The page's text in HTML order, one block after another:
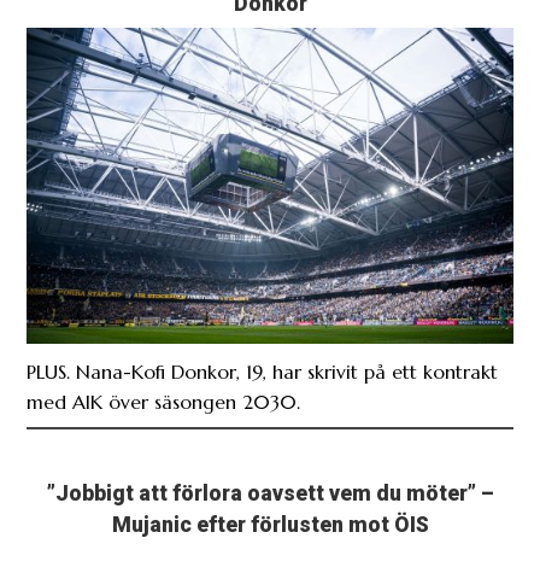
PLUS. Nana-Kofi Donkor, 19, har skrivit på ett kontrakt
med AIK över säsongen 2030.
”Jobbigt att förlora oavsett vem du möter” –
Mujanic efter förlusten mot ÖIS